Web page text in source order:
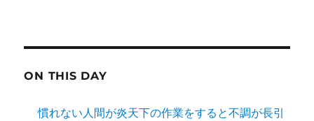
ON THIS DAY
慣れない人間が炎天下の作業をすると不調が長引